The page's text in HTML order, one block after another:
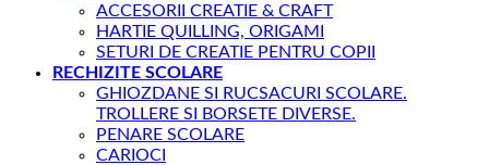
ACCESORII CREATIE & CRAFT
HARTIE QUILLING, ORIGAMI
SETURI DE CREATIE PENTRU COPII
RECHIZITE SCOLARE
GHIOZDANE SI RUCSACURI SCOLARE.
TROLLERE SI BORSETE DIVERSE.
PENARE SCOLARE
CARIOCI